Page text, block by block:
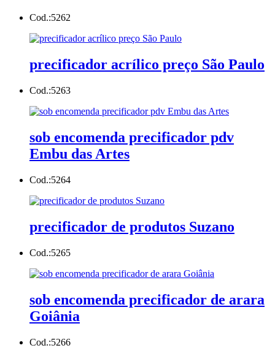
Cod.:5262
precificador acrílico preço São Paulo
Cod.:5263
sob encomenda precificador pdv
Embu das Artes
Cod.:5264
precificador de produtos Suzano
Cod.:5265
sob encomenda precificador de arara
Goiânia
Cod.:5266